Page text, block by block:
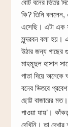
বোট বনের ভিতর
কি? তিনি
এসেছি। এটা এক
সুন্দরবন বলা হয়।
উঠার জন্য গাছের
মাহমূদুল হাসান
পাতা দিয়ে
বনের ভিতরে
ছোট্ট বাজারের
পাওয়া যায়’।
দেখিনি। তা